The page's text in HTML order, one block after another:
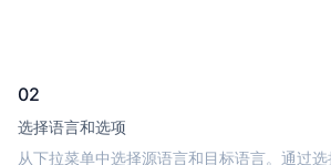
02
选择语言和选项
从下拉菜单中选择源语言和目标语言。通过